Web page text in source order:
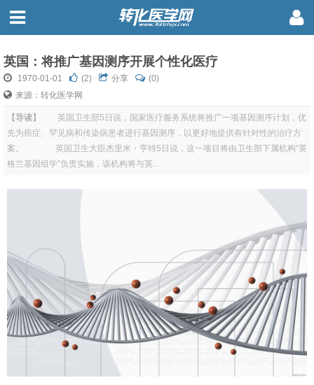
英国：将推广基因测序开展个性化医疗
1970-01-01 (2) 分享
(0)
来源：转化医学网
【导读】
英国卫生部5日说，国家医疗服务系统将推广一项基因测序计划，优
先为癌症、罕见病和传染病患者进行基因测序，以更好地提供有针对性的治疗方
案。 英国卫生大臣杰里米・亨特5日说，这一项目将由卫生部下属机构“英
格兰基因组学”负责实施，该机构将与英...